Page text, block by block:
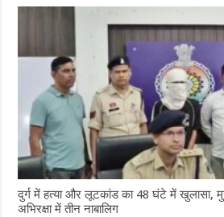
दुर्ग में हत्या और लूटकांड का 48 घंटे में खुलासा,
अभिरक्षा में तीन नाबालिग